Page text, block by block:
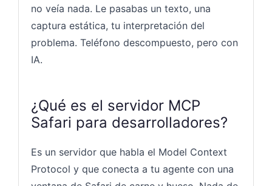
no veía nada. Le pasabas un texto, una
captura estática, tu interpretación del
problema. Teléfono descompuesto, pero con
IA.
¿Qué es el servidor MCP
Safari para desarrolladores?
Es un servidor que habla el Model Context
Protocol y que conecta a tu agente con una